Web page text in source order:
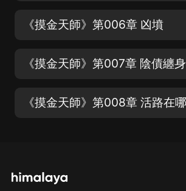
《摸金天師》第006章 凶墳
《摸金天師》第007章 陰債纏身